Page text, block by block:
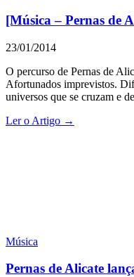
[Música – Pernas de
23/01/2014
O percurso de Pernas de
Afortunados imprevistos.
universos que se cruzam e
Ler o Artigo →
Música
Pernas de Alicate